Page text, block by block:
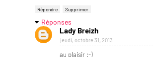
Répondre Supprimer
Réponses
Lady Breizh
jeudi, octobre 31, 2013
au plaisir :-)